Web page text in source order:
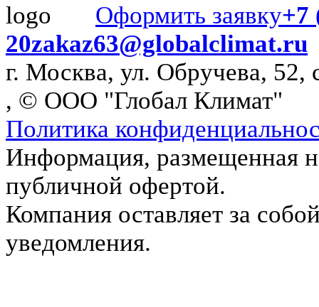
Оформить заявку+7
20zakaz63@globalclimat.ru
г. Москва, ул. Обручева, 52,
, © ООО "Глобал Климат"
Политика
Информация, размещенная
публичной офертой.
Компания оставляет за
уведомления.